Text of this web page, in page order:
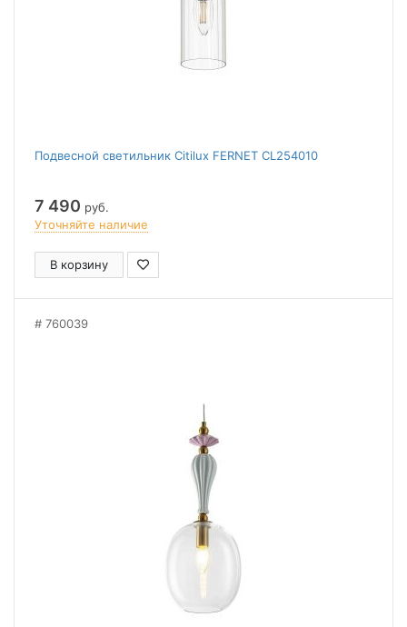
Подвесной светильник Citilux FERNET CL254010
7 490 руб.
Уточняйте наличие
В корзину
760039